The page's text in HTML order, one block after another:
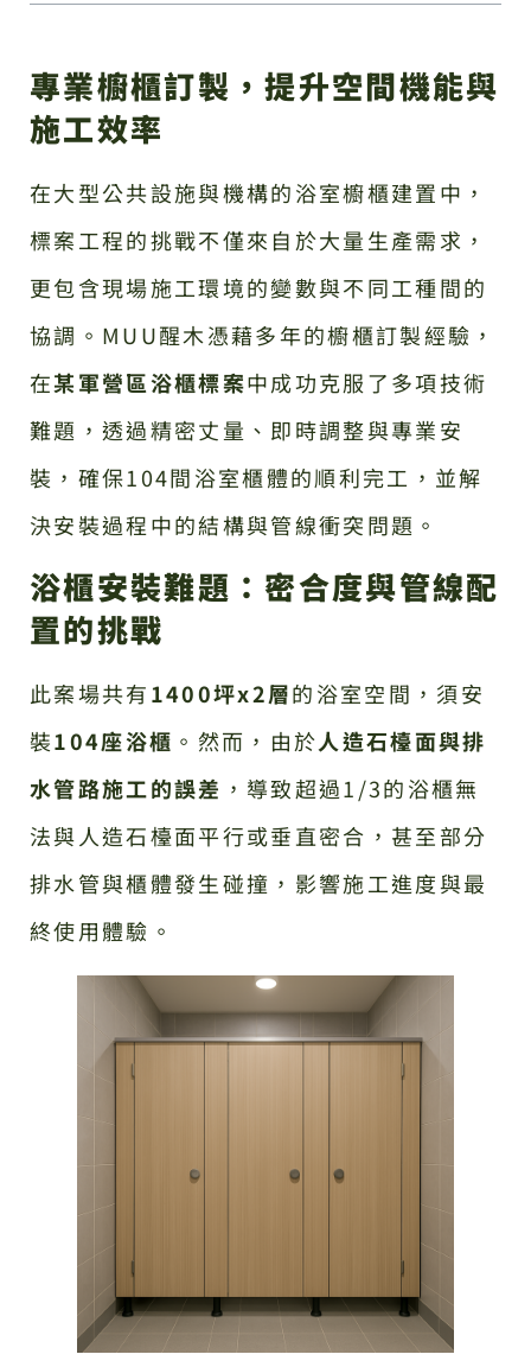
專業櫥櫃訂製，提升空間機能與
施工效率
在大型公共設施與機構的浴室櫥櫃建置中，
標案工程的挑戰不僅來自於大量生產需求，
更包含現場施工環境的變數與不同工種間的
協調。MUU醒木憑藉多年的櫥櫃訂製經驗，
在某軍營區浴櫃標案中成功克服了多項技術
難題，透過精密丈量、即時調整與專業安
裝，確保104間浴室櫃體的順利完工，並解
決安裝過程中的結構與管線衝突問題。
浴櫃安裝難題：密合度與管線配
置的挑戰
此案場共有1400坪x2層的浴室空間，須安
裝104座浴櫃 。然而，由於人造石檯面與排
水管路施工的誤差 ，導致超過1/3的浴櫃無
法與人造石檯面平行或垂直密合，甚至部分
排水管與櫃體發生碰撞，影響施工進度與最
終使用體驗。